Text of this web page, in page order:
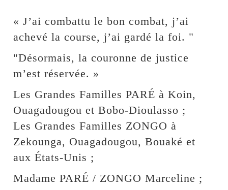
« J’ai combattu le bon combat, j’ai
achevé la course, j’ai gardé la foi. "
"Désormais, la couronne de justice
m’est réservée. »
Les Grandes Familles PARÉ à Koin,
Ouagadougou et Bobo-Dioulasso ;
Les Grandes Familles ZONGO à
Zekounga, Ouagadougou, Bouaké et
aux États‑Unis ;
Madame PARÉ / ZONGO Marceline ;